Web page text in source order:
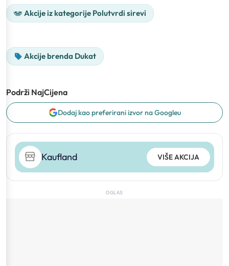
Akcije iz kategorije Polutvrdi sirevi
Akcije brenda Dukat
Podrži NajCijena
Dodaj kao preferirani izvor na Googleu
Kaufland VIŠE AKCIJA
OGLAS